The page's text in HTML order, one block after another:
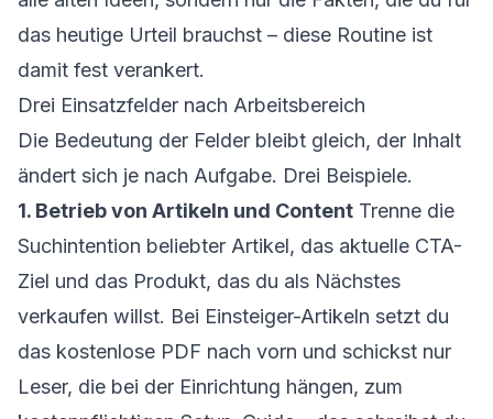
das heutige Urteil brauchst – diese Routine ist
damit fest verankert.
Drei Einsatzfelder nach Arbeitsbereich
Die Bedeutung der Felder bleibt gleich, der Inhalt
ändert sich je nach Aufgabe. Drei Beispiele.
1. Betrieb von Artikeln und Content Trenne die
Suchintention beliebter Artikel, das aktuelle CTA-
Ziel und das Produkt, das du als Nächstes
verkaufen willst. Bei Einsteiger-Artikeln setzt du
das kostenlose PDF nach vorn und schickst nur
Leser, die bei der Einrichtung hängen, zum